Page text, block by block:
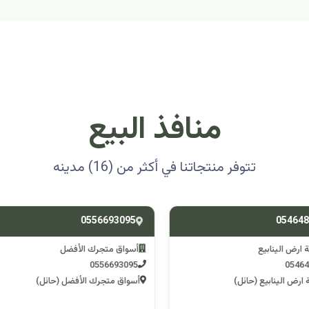
منافذ البيع
تتوفر منتجاتنا في أكثر من (16) مدينه
متجرك الأفضل
متجرك الأفضل (حائل)
0501314012
اسوق مكشات جو
0501314012
اسوق مكشات جو (الرصف)